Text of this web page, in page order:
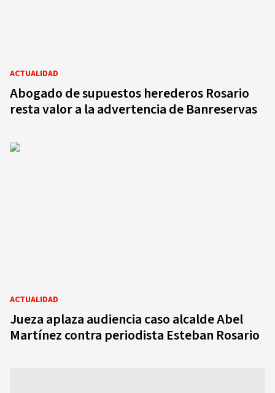
ACTUALIDAD
Abogado de supuestos herederos Rosario
resta valor a la advertencia de Banreservas
ACTUALIDAD
Jueza aplaza audiencia caso alcalde Abel
Martínez contra periodista Esteban Rosario